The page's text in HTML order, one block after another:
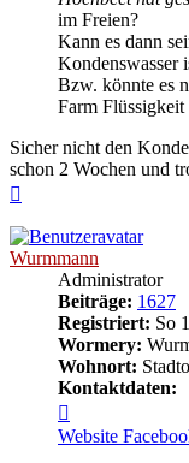
im Freien?
Kann es dann
Kondenswasser
Bzw. könnte es
Farm Flüssigkeit
Sicher nicht den
schon 2 Wochen und
Wurmmann
Administrator
Beiträge: 1627
Registriert: So
Wormery:
Wohnort:
Kontaktdaten:
von
Wurmmann
Website